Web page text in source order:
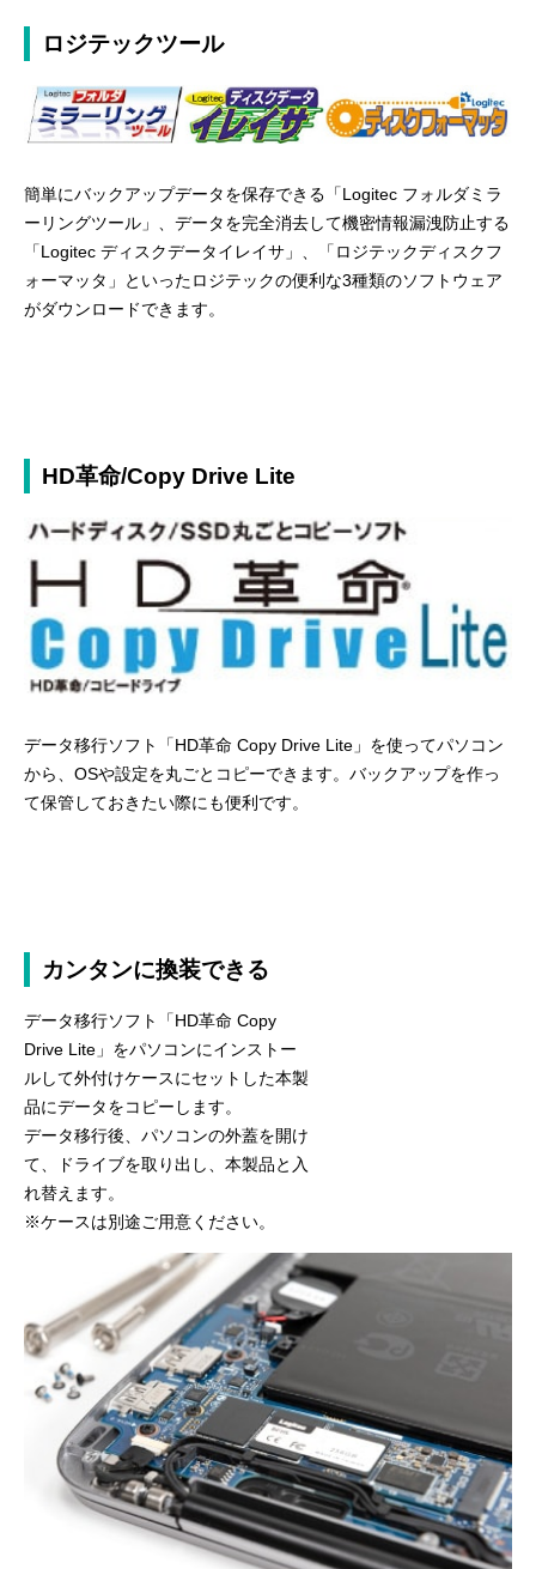
ロジテックツール
簡単にバックアップデータを保存できる「Logitec フォルダミラ
ーリングツール」、データを完全消去して機密情報漏洩防止する
「Logitec ディスクデータイレイサ」、「ロジテックディスクフ
ォーマッタ」といったロジテックの便利な3種類のソフトウェア
がダウンロードできます。
HD革命/Copy Drive Lite
データ移行ソフト「HD革命 Copy Drive Lite」を使ってパソコン
から、OSや設定を丸ごとコピーできます。バックアップを作っ
て保管しておきたい際にも便利です。
カンタンに換装できる
データ移行ソフト「HD革命 Copy
Drive Lite」をパソコンにインストー
ルして外付けケースにセットした本製
品にデータをコピーします。
データ移行後、パソコンの外蓋を開け
て、ドライブを取り出し、本製品と入
れ替えます。
※ケースは別途ご用意ください。